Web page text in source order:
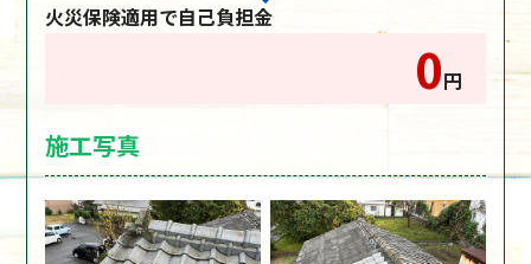
火災保険適用で自己負担金
0円
施工写真